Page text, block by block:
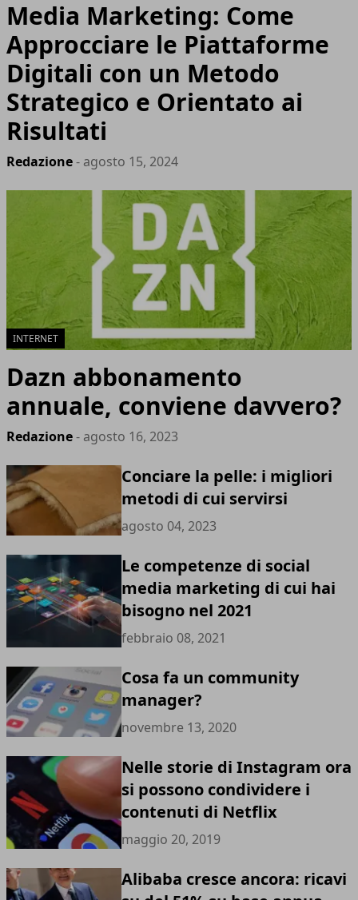
Media Marketing: Come
Approcciare le Piattaforme
Digitali con un Metodo
Strategico e Orientato ai
Risultati
Redazione- agosto 15, 2024
INTERNET
Dazn abbonamento
annuale, conviene davvero?
Redazione- agosto 16, 2023
Conciare la pelle: i migliori
metodi di cui servirsi
agosto 04, 2023
Le competenze di social
media marketing di cui hai
bisogno nel 2021
febbraio 08, 2021
Cosa fa un community
manager?
novembre 13, 2020
Nelle storie di Instagram ora
si possono condividere i
contenuti di Netflix
maggio 20, 2019
Alibaba cresce ancora: ricavi